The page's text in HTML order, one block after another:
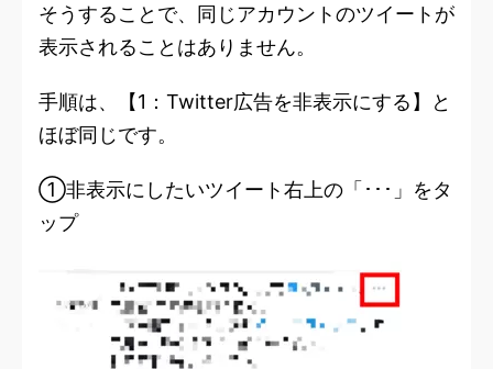
そうすることで、同じアカウントのツイートが
表示されることはありません。
手順は、【1：Twitter広告を非表示にする】と
ほぼ同じです。
①非表示にしたいツイート右上の「･･･」をタ
ップ